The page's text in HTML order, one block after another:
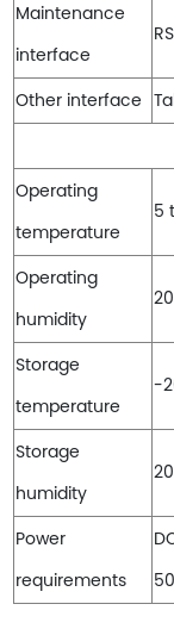
Maintenance
interface
Other interface
Operating
temperature
5
Operating
humidity
Storage
temperature
-
Storage
humidity
Power
requirements